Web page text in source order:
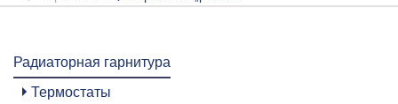
Радиаторная гарнитура
Термостаты